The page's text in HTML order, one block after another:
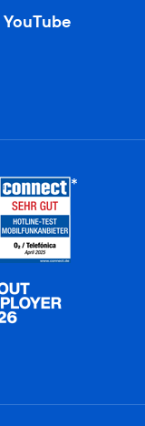
YouTube